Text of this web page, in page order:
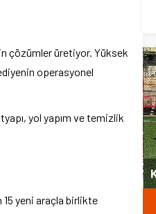
çözümler üretiyor. Yüksek
operasyonel
yol yapım ve temizlik
15 yeni araçla birlikte